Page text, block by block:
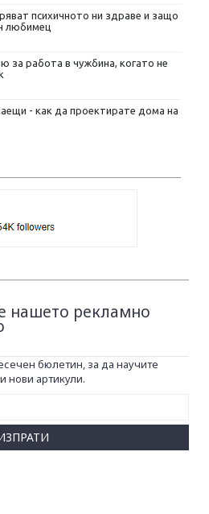
психичното ни здраве и защо
любимец
за работа в чужбина, когато не
- как да проектирате дома на
нашето рекламно
бюлетин, за да научите
нови артикули.